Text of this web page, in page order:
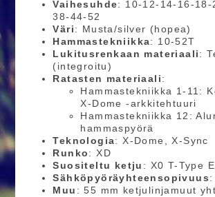
Vaihesuhde: 10-12-14-16-18-
38-44-52
Väri: Musta/silver (hopea)
Hammastekniikka: 10-52T
Lukitusrenkaan materiaali:
(integroitu)
Ratasten materiaali:
Hammastekniikka 1-11:
X-Dome -arkkitehtuuri
Hammastekniikka 12:
hammaspyörä
Teknologia: X-Dome, X-Sync
Runko: XD
Suositeltu ketju : X0 T-Type
Sähköpyöräyhteensopivuus:
Muu : 55 mm ketjulinjamuut